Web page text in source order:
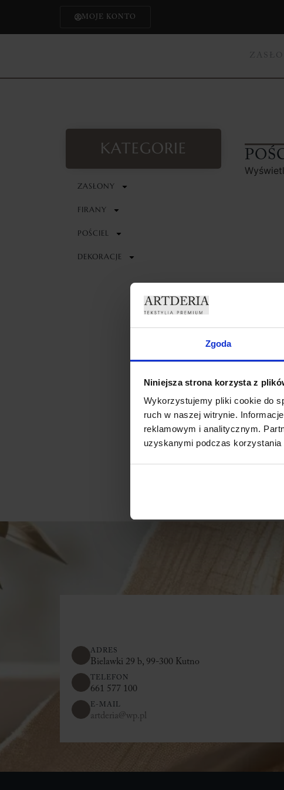
Zgoda
Niniejsza strona korzysta z
Wykorzystujemy pliki cookie do
ruch w naszej witrynie.
reklamowym i analitycznym.
uzyskanymi podczas korzystania
MOJE KONTO
KATEGORIE
ZASŁONY
FIRANY
POŚCIEL
DEKORACJE
ADRES
Bielawki 29 b, 99-300 Kutno
TELEFON
661 577 100
E-MAIL
artderia@wp.pl